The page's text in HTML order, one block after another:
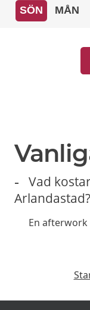
SÖN MÅN
Vad
Arlandastad?
En afterwork